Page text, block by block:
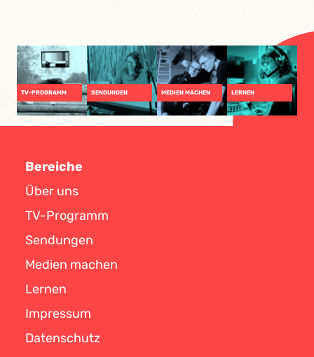
TV-PROGRAMM SENDUNGEN MEDIEN MACHEN LERNEN
Bereiche
Über uns
TV-Programm
Sendungen
Medien machen
Lernen
Impressum
Datenschutz